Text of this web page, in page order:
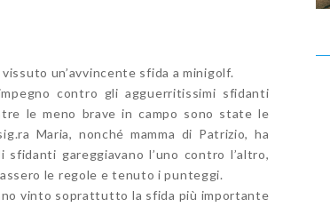
un’avvincente sfida a minigolf.
contro gli agguerritissimi sfidanti
le meno brave in campo sono state le
Maria, nonché mamma di Patrizio, ha
gareggiavano l’uno contro l’altro,
le regole e tenuto i punteggi.
vinto soprattutto la sfida più importante